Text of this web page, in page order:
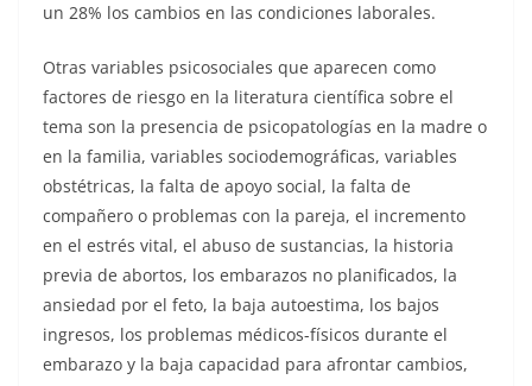
un 28% los cambios en las condiciones laborales.
Otras variables psicosociales que aparecen como
factores de riesgo en la literatura científica sobre el
tema son la presencia de psicopatologías en la madre o
en la familia, variables sociodemográficas, variables
obstétricas, la falta de apoyo social, la falta de
compañero o problemas con la pareja, el incremento
en el estrés vital, el abuso de sustancias, la historia
previa de abortos, los embarazos no planificados, la
ansiedad por el feto, la baja autoestima, los bajos
ingresos, los problemas médicos-físicos durante el
embarazo y la baja capacidad para afrontar cambios,